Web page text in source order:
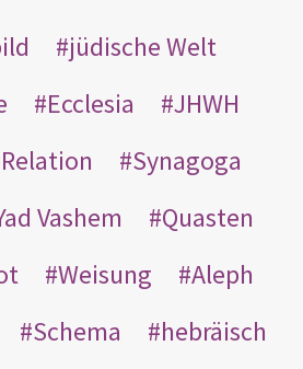
jüdische Welt
Ecclesia
JHWH
Relation
Synagoga
Vashem
Quasten
Weisung
Aleph
Schema
hebräisch